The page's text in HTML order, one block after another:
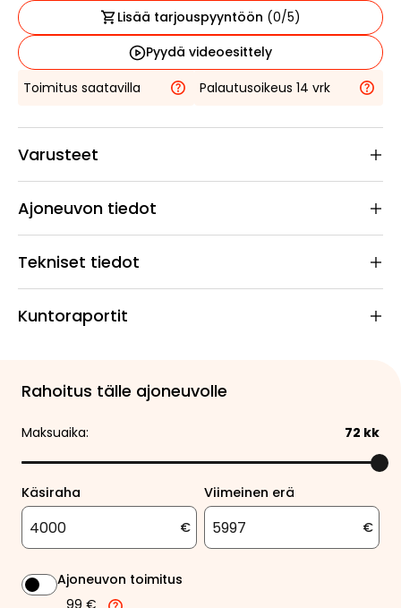
Lisää tarjouspyyntöön (0/5)
Pyydä videoesittely
Toimitus saatavilla
Palautusoikeus 14 vrk
Varusteet
Ajoneuvon tiedot
Tekniset tiedot
Kuntoraportit
Rahoitus tälle ajoneuvolle
Maksuaika: 72 kk
Käsiraha
€
Viimeinen erä
€
Ajoneuvon toimitus
99 €